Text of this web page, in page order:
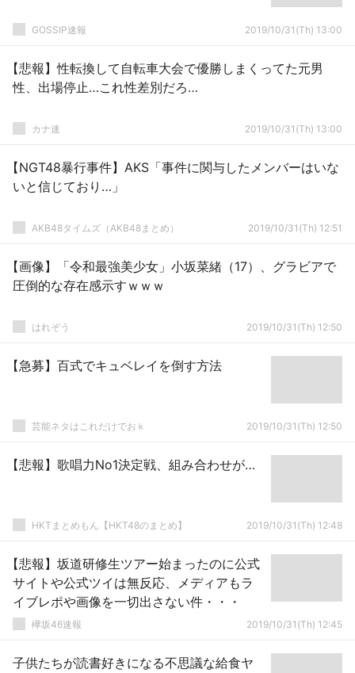
GOSSIP速報 2019/10/31(Th) 13:00
【悲報】性転換して自転車大会で優勝しまくってた元男
性、出場停止…これ性差別だろ…
カナ速 2019/10/31(Th) 13:00
【NGT48暴行事件】AKS「事件に関与したメンバーはいな
いと信じており…」
AKB48タイムズ（AKB48まとめ） 2019/10/31(Th) 12:51
【画像】「令和最強美少女」小坂菜緒（17）、グラビアで
圧倒的な存在感示すｗｗｗ
はれぞう 2019/10/31(Th) 12:50
【急募】百式でキュベレイを倒す方法
芸能ネタはこれだけでおｋ 2019/10/31(Th) 12:50
【悲報】歌唱力No1決定戦、組み合わせが…
HKTまとめもん【HKT48のまとめ】 2019/10/31(Th) 12:48
【悲報】坂道研修生ツアー始まったのに公式
サイトや公式ツイは無反応、メディアもラ
イブレポや画像を一切出さない件・・・
欅坂46速報 2019/10/31(Th) 12:45
子供たちが読書好きになる不思議な給食ヤ